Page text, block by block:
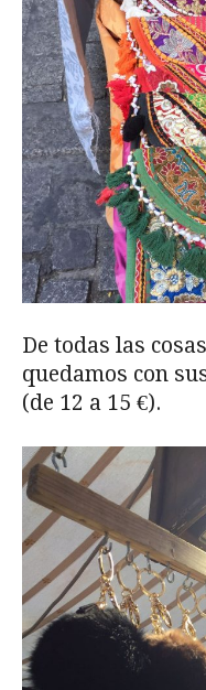
De todas las
quedamos con
(de 12 a 15 €).